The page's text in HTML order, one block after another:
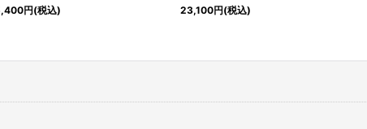
円(税込)
23,100円(税込)